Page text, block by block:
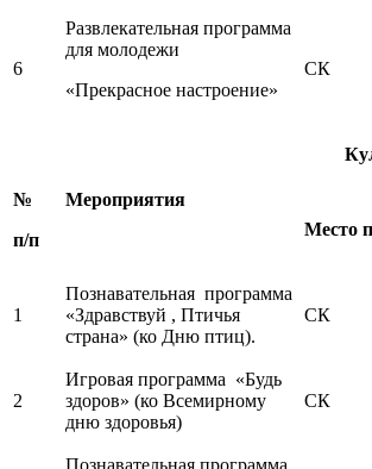
6
Развлекательная программа
для молодежи
«Прекрасное настроение»
СК
№
п/п
Мероприятия
Место
1
Познавательная программа
«Здравствуй , Птичья
страна» (ко Дню птиц).
СК
2
Игровая программа «Будь
здоров» (ко Всемирному
дню здоровья)
СК
Познавательная программа